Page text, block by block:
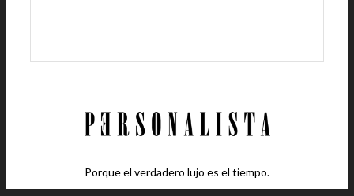
Porque el verdadero lujo es el tiempo.